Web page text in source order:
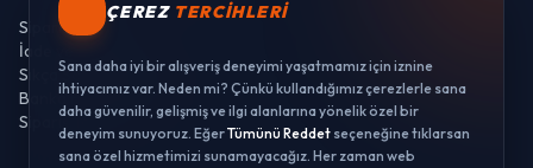
Sipariş Takibi
İade ve Değişim
Sıkça Sorulan Sorular
Banka Hesaplarımız
Sipariş Takibi
ÇEREZ TERCIHLERI
Sana daha iyi bir alışveriş deneyimi yaşatmamız için iznine
ihtiyacımız var. Neden mi? Çünkü kullandığımız çerezlerle sana
daha güvenilir, gelişmiş ve ilgi alanlarına yönelik özel bir
deneyim sunuyoruz. EğerTümünü Reddet seçeneğine tıklarsan
sana özel hizmetimizi sunamayacağız. Her zaman web